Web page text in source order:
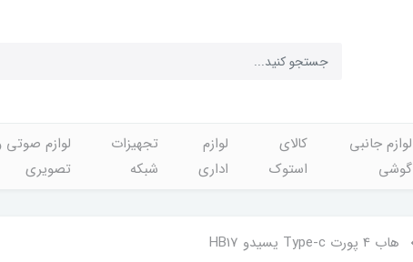
لوازم جانبی
گوشی
کالای
استوک
لوازم
اداری
تجهیزات
شبکه
لوازم صوتی
تصویری
هاب 4 پورت Type-c یسیدو HB17